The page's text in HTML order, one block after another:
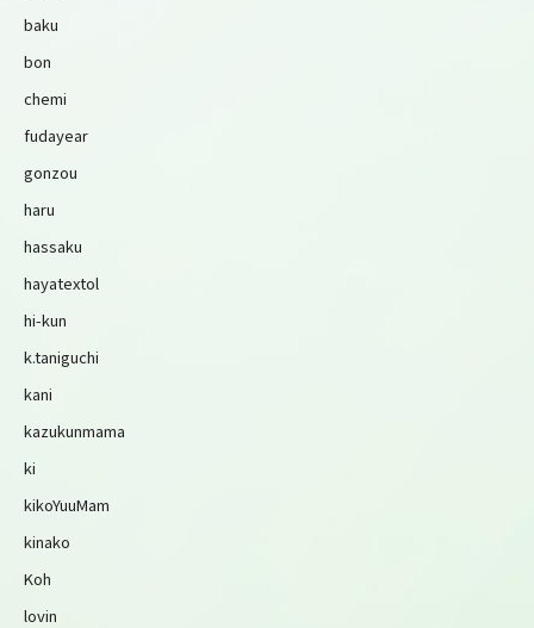
baku
bon
chemi
fudayear
gonzou
haru
hassaku
hayatextol
hi-kun
k.taniguchi
kani
kazukunmama
ki
kikoYuuMam
kinako
Koh
lovin